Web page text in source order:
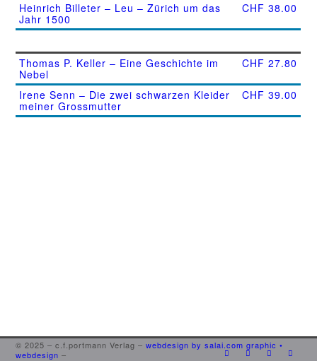
Heinrich Billeter – Leu – Zürich um das
Jahr 1500
CHF 38.00
Thomas P. Keller – Eine Geschichte im
Nebel
CHF 27.80
Irene Senn – Die zwei schwarzen Kleider
meiner Grossmutter
CHF 39.00
© 2025 – c.f.portmann Verlag –webdesign by salai.com graphic •
webdesign –